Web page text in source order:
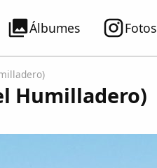
Álbumes Fotos
Humilladero)